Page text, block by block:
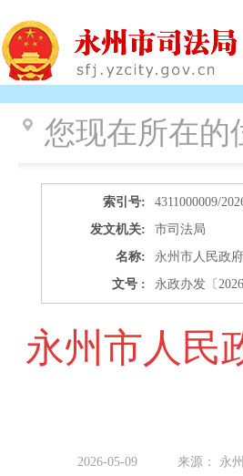
您现在所在的
索引号:
4311000009/
发文机关:
市司法局
名称:
永州市人民政
文号 :
永政办发〔
永州市人民
2026-05-09 来源： 永